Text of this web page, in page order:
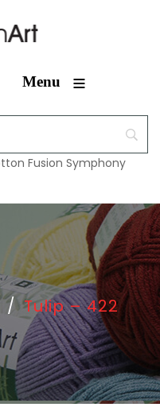
Menu ≡
Fusion Symphony
/ Tulip – 422